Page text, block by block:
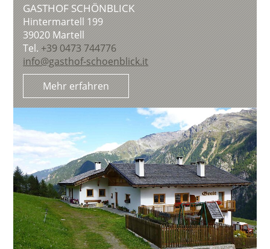
GASTHOF SCHÖNBLICK
Hintermartell 199
39020 Martell
Tel. +39 0473 744776
info@gasthof-schoenblick.it
Mehr erfahren